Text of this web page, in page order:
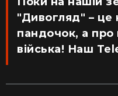
"Дивогляд" – це
пандочок, а
війська! Наш